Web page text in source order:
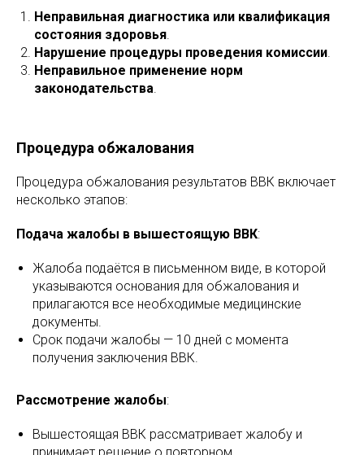
Неправильная диагностика или квалификация
состояния здоровья
Нарушение процедуры проведения комиссии
Неправильное применение норм
законодательства
Процедура обжалования
Процедура обжалования результатов ВВК включает
несколько этапов:
Подача жалобы в вышестоящую ВВК:
Жалоба подаётся в письменном виде, в которой
указываются основания для обжалования и
прилагаются все необходимые медицинские
документы.
Срок подачи жалобы — 10 дней с момента
получения заключения ВВК.
Рассмотрение жалобы:
Вышестоящая ВВК рассматривает жалобу и
принимает решение о повторном